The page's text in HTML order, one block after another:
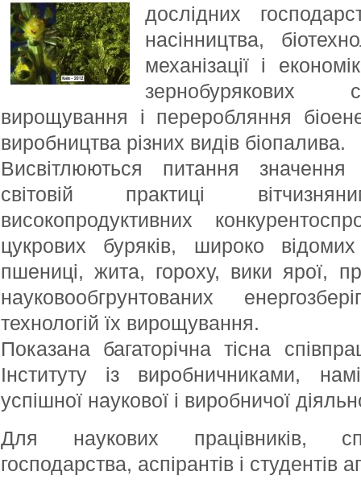
дослідних
насінництва,
механізації і
зернобурякових
вирощування і переробляння
виробництва різних видів біопалива.
Висвітлюються питання
світовій практиці
високопродуктивних
цукрових буряків, широко
пшениці, жита, гороху, вики ярої,
науковообгрунтованих
технологій їх вирощування.
Показана багаторічна тісна
Інституту із виробничниками,
успішної наукової і виробничої
Для наукових працівників,
господарства, аспірантів і студентів